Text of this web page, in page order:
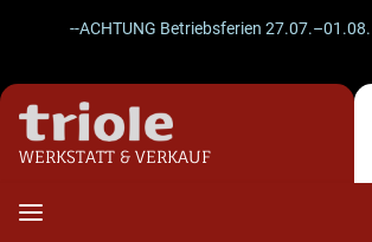
--ACHTUNG Betriebsferien 27.07.–01.08.
WERKSTATT & VERKAUF